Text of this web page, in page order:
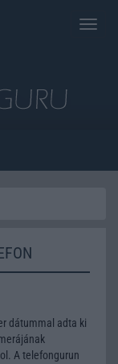
Toggle
dátummal adta ki
A telefongurun